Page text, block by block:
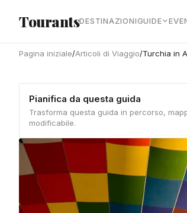
TourantsDESTINAZIONIGUIDE
Pagina iniziale/Articoli di Viaggio/Turchia in
Pianifica da questa guida
Trasforma questa guida in percorso,
modificabile.